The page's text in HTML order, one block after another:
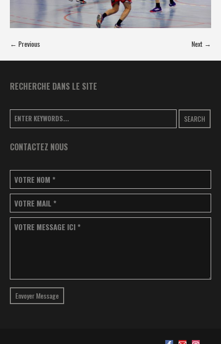
← Previous Next →
RECHERCHE DANS LE SITE
SEARCH
CONTACTEZ NOUS
VOTRE NOM *
VOTRE MAIL *
VOTRE MESSAGE ICI *
Envoyer Message